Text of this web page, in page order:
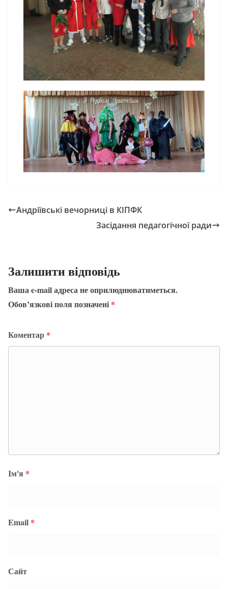
Андріївські вечорниці в КІПФК
Засідання педагогічної ради
Залишити відповідь
Ваша e-mail адреса не оприлюднюватиметься.
Обов’язкові поля позначені *
Коментар *
Ім'я *
Email *
Сайт